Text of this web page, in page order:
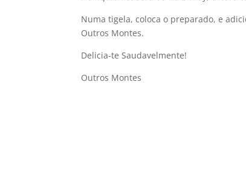
Numa tigela, coloca o preparado, e
Outros Montes.
Delicia-te Saudavelmente!
Outros Montes